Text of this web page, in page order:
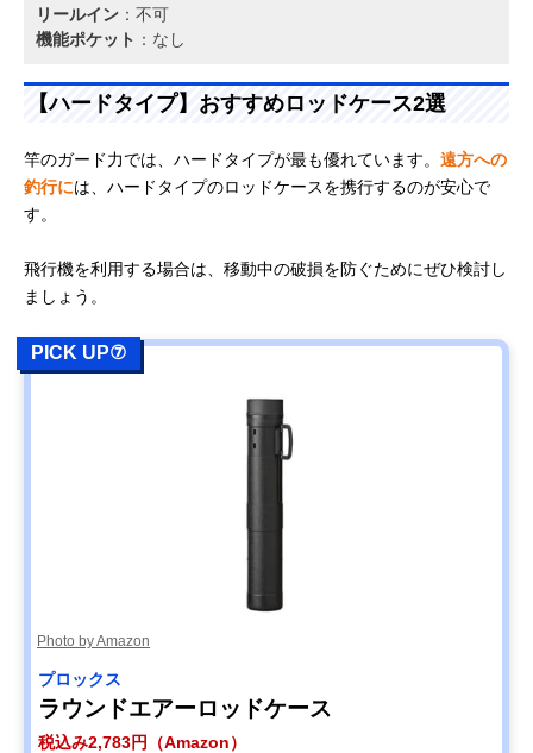
リールイン ：不可
機能ポケット ：なし
【ハードタイプ】おすすめロッドケース2選
竿のガード力では、ハードタイプが最も優れています。 遠方への
釣行には、ハードタイプのロッドケースを携行するのが安心で
す。
飛行機を利用する場合は、移動中の破損を防ぐためにぜひ検討し
ましょう。
PICK UP⑦
Photo by Amazon
プロックス
ラウンドエアーロッドケース
税込み2,783円（Amazon）